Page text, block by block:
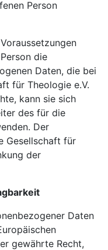
Person
die
Daten, die bei
für Theologie e.V.
kann sie sich
des für die
Der
Gesellschaft für
der
Daten
gewährte Recht,